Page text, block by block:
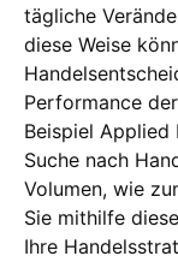
tägliche
diese Weise
Performance
Beispiel Applied
Suche nach
Volumen, wie
Sie mithilfe
Ihre